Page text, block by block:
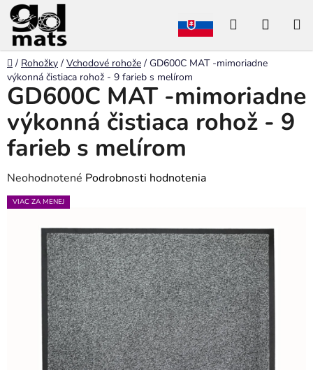
Prejsť
na
obsah
Hľadať
Domov
/ Rohožky / Vchodové rohože / GD600C MAT -mimoriadne
výkonná čistiaca rohož - 9 farieb s melírom
GD600C MAT -mimoriadne
výkonná čistiaca rohož - 9
farieb s melírom
Priemerné
hodnotenie
hviezdičiek.
Neohodnotené Podrobnosti hodnotenia
VIAC ZA MENEJ